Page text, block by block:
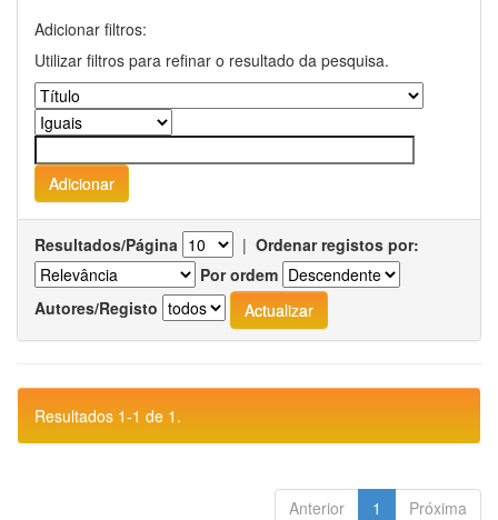
Adicionar filtros:
Utilizar filtros para refinar o resultado da pesquisa.
Resultados/Página | Ordenar registos por:
Por ordem
Autores/Registo
Resultados 1-1 de 1.
Anterior 1 Próxima